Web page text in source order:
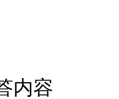
内容